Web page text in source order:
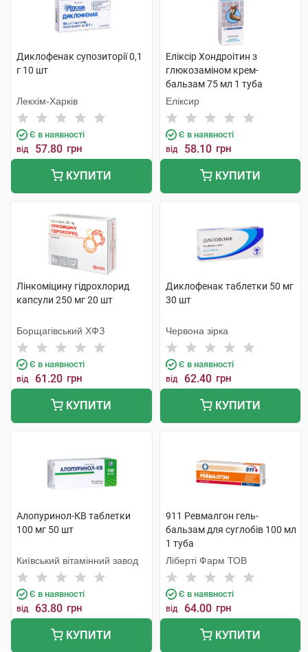
Диклофенак супозиторії 0,1
г 10 шт
Лекхім-Харків
Є в наявності
від 57.80 грн
КУПИТИ
Еліксір Хондроітин з
глюкозаміном крем-
бальзам 75 мл 1 туба
Еліксир
Є в наявності
від 58.10 грн
КУПИТИ
Лінкоміцину гідрохлорид
капсули 250 мг 20 шт
Борщагівський ХФЗ
Є в наявності
від 61.20 грн
КУПИТИ
Диклофенак таблетки 50 мг
30 шт
Червона зірка
Є в наявності
від 62.40 грн
КУПИТИ
Алопуринол-КВ таблетки
100 мг 50 шт
Київський вітамінний завод
Є в наявності
від 63.80 грн
КУПИТИ
911 Ревмалгон гель-
бальзам для суглобів 100 мл
1 туба
Ліберті Фарм ТОВ
Є в наявності
від 64.00 грн
КУПИТИ